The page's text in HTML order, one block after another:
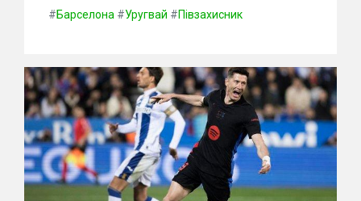
#Барселона #Уругвай #Півзахисник